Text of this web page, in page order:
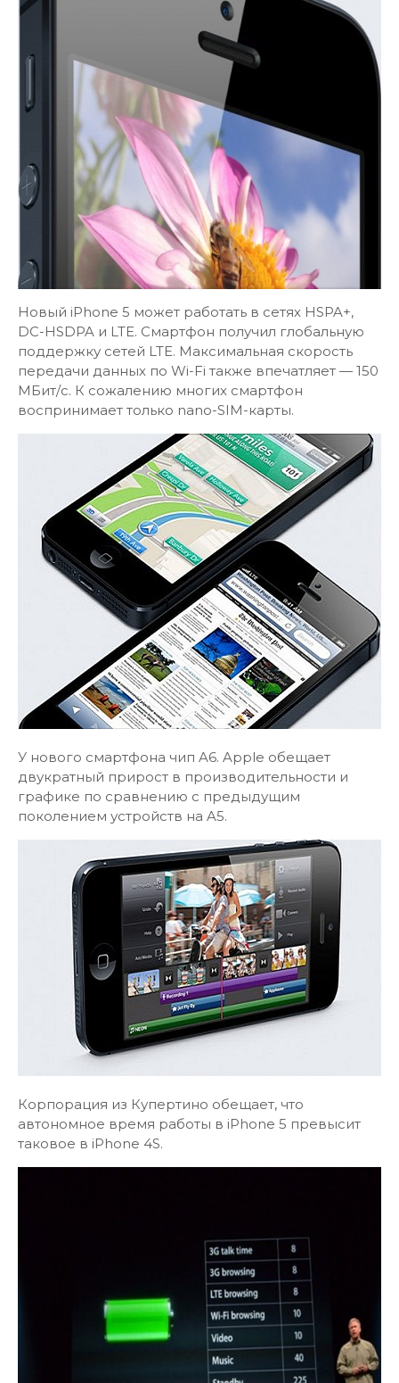
Новый iPhone 5 может работать в сетях HSPA+,
DC-HSDPA и LTE. Смартфон получил глобальную
поддержку сетей LTE. Максимальная скорость
передачи данных по Wi-Fi также впечатляет — 150
МБит/с. К сожалению многих смартфон
воспринимает только nano-SIM-карты.
У нового смартфона чип A6. Apple обещает
двукратный прирост в производительности и
графике по сравнению с предыдущим
поколением устройств на A5.
Корпорация из Купертино обещает, что
автономное время работы в iPhone 5 превысит
таковое в iPhone 4S.